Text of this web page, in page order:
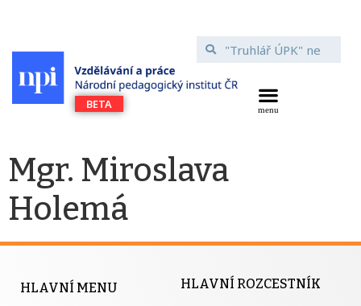
Mgr. Miroslava
Holemá
HLAVNÍ MENU HLAVNÍ ROZCESTNÍK